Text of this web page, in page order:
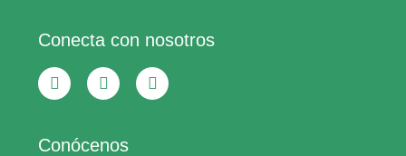
Conecta con nosotros
Conócenos